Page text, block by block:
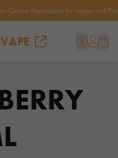
Marktplatz für Vapes und Pods